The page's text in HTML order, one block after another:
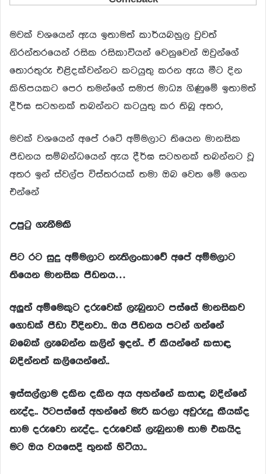
මවක් වශයෙන් ඇය ඉතාමත් කාර්යබහුල වුවත්
නිරන්තරයෙන් රසික රසිකාවියන් වෙනුවෙන් ඔවුන්ගේ
තොරතුරු එළිදක්වන්නට කටයුතු කරන ඇය මීට දින
කිහිපයකට පෙර තමන්ගේ සමාජ මාධ්‍ය ගිණුමේ ඉතාමත්
දීර්ඝ සටහනක් තබන්නට කටයුතු කර තිබූ අතර,
මවක් වශයෙන් අපේ රටේ අම්මලාට තියෙන මානසික
පීඩනය සම්බන්ධයෙන් ඇය දීර්ඝ සටහනක් තබන්නට වූ
අතර ඉන් ස්වල්ප විස්තරයක් තමා ඔබ වෙත මේ ගෙන
එන්නේ
උපුටු ගැනීමකි
පිට රට සුදු අම්මලාට නැතිලංකාවේ අපේ අම්මලාට
තියෙන මානසික පීඩනය…
අලුත් අම්මෙකුට දරුවෙක් ලැබුනාට පස්සේ මානසිකව
ගොඩක් පීඩා විදිනවා.. ඔය පීඩනය පටන් ගන්නේ
බබෙක් ලැබෙන්න කලින් ඉදන්.. ඒ කියන්නේ කසාඳ
බදින්නත් කලියෙන්නේ..
ඉස්සල්ලාම දකින දකින අය අහන්නේ කසාඳ බදින්නේ
නැද්ද.. ඊටපස්සේ අහන්නේ මැරි කරලා අවුරුදු කීයක්ද
තාම දරුවො නැද්ද.. දරුවෙක් ලැබුනාම තාම එකයිද
මට ඔය වයසෙදි තුනක් හිටියා..